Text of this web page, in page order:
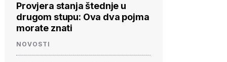
Provjera stanja štednje u
drugom stupu: Ova dva pojma
morate znati
NOVOSTI